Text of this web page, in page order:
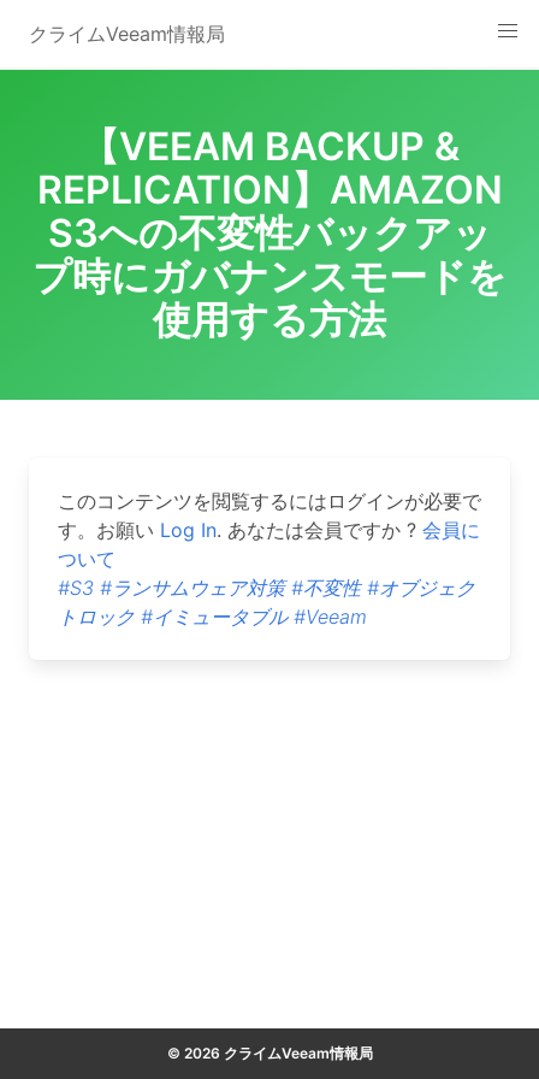
content
クライムVeeam情報局
【VEEAM BACKUP &
REPLICATION】AMAZON
S3への不変性バックアッ
プ時にガバナンスモードを
使用する方法
このコンテンツを閲覧するにはログインが必要で
す。お願い Log In. あなたは会員ですか ? 会員に
ついて
#S3 #ランサムウェア対策 #不変性 #オブジェク
トロック #イミュータブル #Veeam
© 2026 クライムVeeam情報局